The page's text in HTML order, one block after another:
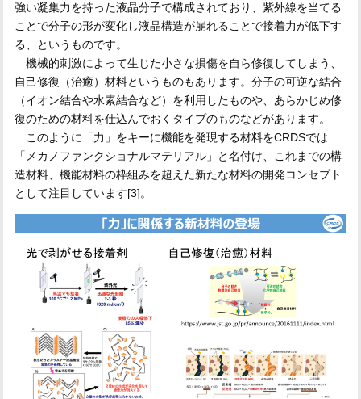
強い凝集力を持った液晶分子で構成されており、紫外線を当てる
ことで分子の形が変化し液晶構造が崩れることで接着力が低下す
る、というものです。
機械的刺激によって生じた小さな損傷を自ら修復してしまう、
自己修復（治癒）材料というものもあります。分子の可逆な結合
（イオン結合や水素結合など）を利用したものや、あらかじめ修
復のための材料を仕込んでおくタイプのものなどがあります。
このように「力」をキーに機能を発現する材料をCRDSでは
「メカノファンクショナルマテリアル」と名付け、これまでの構
造材料、機能材料の枠組みを超えた新たな材料の開発コンセプト
として注目しています[3]。